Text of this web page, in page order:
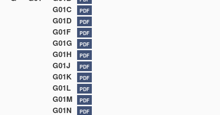
G01C PDF
G01D PDF
G01F PDF
G01G PDF
G01H PDF
G01J PDF
G01K PDF
G01L PDF
G01M PDF
G01N PDF